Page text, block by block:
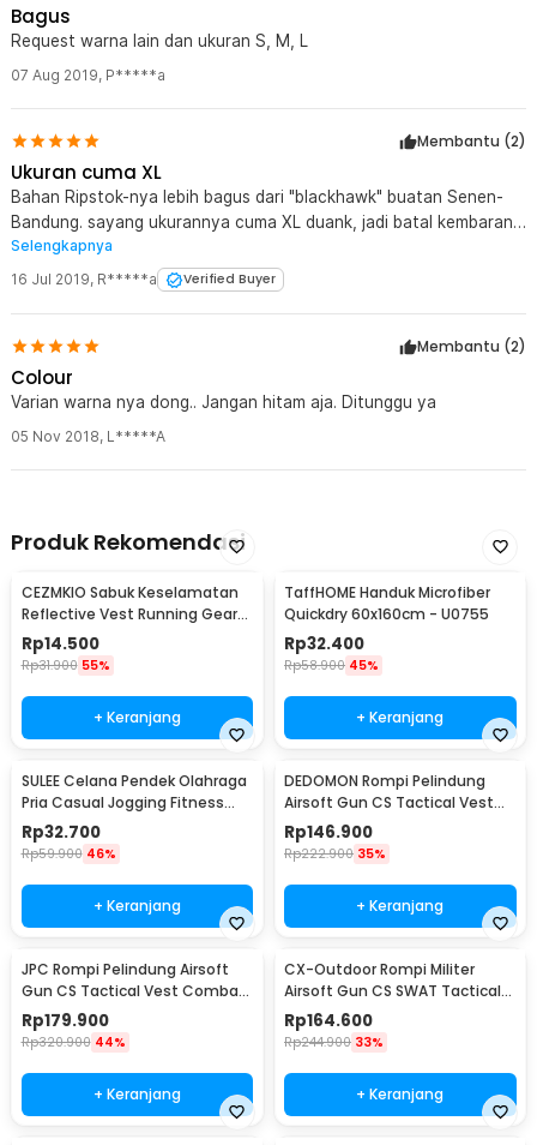
Bagus
Request warna lain dan ukuran S, M, L
07 Aug 2019, P*****a
Membantu (2)
Ukuran cuma XL
Bahan Ripstok-nya lebih bagus dari "blackhawk" buatan Senen-
Bandung. sayang ukurannya cuma XL duank, jadi batal kembaran
dengan istri..
Selengkapnya
16 Jul 2019, R*****a Verified Buyer
Membantu (2)
Colour
Varian warna nya dong.. Jangan hitam aja. Ditunggu ya
05 Nov 2018, L*****A
Produk Rekomendasi
CEZMKIO Sabuk Keselamatan
Reflective Vest Running Gear
High Visibility - B08
Rp14.500
Rp31.900 55%
+ Keranjang
TaffHOME Handuk Microfiber
Quickdry 60x160cm - U0755
Rp32.400
Rp58.900 45%
+ Keranjang
SULEE Celana Pendek Olahraga
Pria Casual Jogging Fitness
XXXL - SE01
Rp32.700
Rp59.900 46%
+ Keranjang
DEDOMON Rompi Pelindung
Airsoft Gun CS Tactical Vest
Combat 600D - G030102
Rp146.900
Rp222.900 35%
+ Keranjang
JPC Rompi Pelindung Airsoft
Gun CS Tactical Vest Combat
Pocket - G0301
Rp179.900
Rp320.900 44%
+ Keranjang
CX-Outdoor Rompi Militer
Airsoft Gun CS SWAT Tactical
Vest Size L - CX93
Rp164.600
Rp244.900 33%
+ Keranjang